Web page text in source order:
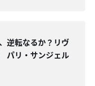
逆転なるか？リヴ
リ・サンジェル